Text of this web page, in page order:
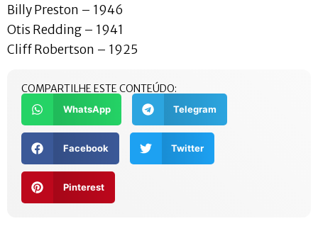
Billy Preston – 1946
Otis Redding – 1941
Cliff Robertson – 1925
COMPARTILHE ESTE CONTEÚDO:
WhatsApp Telegram
Facebook Twitter
Pinterest